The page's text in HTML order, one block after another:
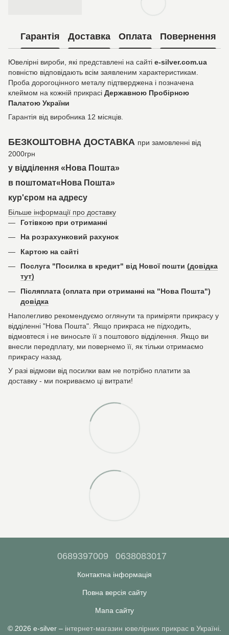
Гарантія Доставка Оплата Повернення
Ювелірні вироби, які представлені на сайті e-silver.com.ua
повністю відповідають всім заявленим характеристикам.
Проба дорогоцінного металу підтверджена і позначена
клеймом на кожній прикрасі Державною Пробірною
Палатою України
Гарантія від виробника 12 місяців.
БЕЗКОШТОВНА ДОСТАВКА при замовленні від
2000грн
у відділення «Нова Пошта»
в поштомат«Нова Пошта»
кур'єром на адресу
Більше інформації про доставку
Готівкою при отриманні
На розрахунковий рахунок
Картою на сайті
Послуга "Посилка в кредит" від Нової пошти (довідка
тут)
Післяплата (оплата при отриманні на "Нова Пошта")
довідка
Наполегливо рекомендуємо оглянути та приміряти прикрасу у
відділенні "Нова Пошта". Якщо прикраса не підходить,
відмовтеся і не виносьте її з поштового відділення. Якщо ви
внесли передплату, ми повернемо її, як тільки отримаємо
прикрасу назад.
У разі відмови від посилки вам не потрібно платити за
доставку - ми покриваємо ці витрати!
0689397009 0638083017
Контактна інформація
Повна версія сайту
Мапа сайту
© 2026 e-silver – інтернет-магазин ювелірних прикрас в Україні